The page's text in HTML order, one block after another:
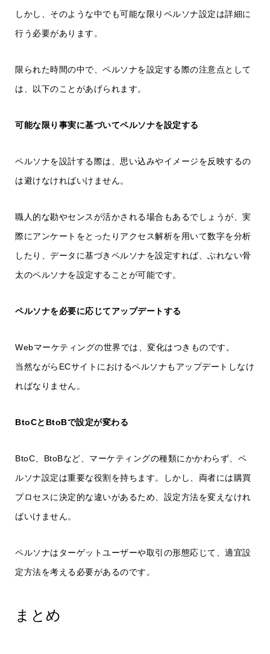
しかし、そのような中でも可能な限りペルソナ設定は詳細に
行う必要があります。
限られた時間の中で、ペルソナを設定する際の注意点として
は、以下のことがあげられます。
可能な限り事実に基づいてペルソナを設定する
ペルソナを設計する際は、思い込みやイメージを反映するの
は避けなければいけません。
職人的な勘やセンスが活かされる場合もあるでしょうが、実
際にアンケートをとったりアクセス解析を用いて数字を分析
したり、データに基づきペルソナを設定すれば、ぶれない骨
太のペルソナを設定することが可能です。
ペルソナを必要に応じてアップデートする
Webマーケティングの世界では、変化はつきものです。
当然ながらECサイトにおけるペルソナもアップデートしなけ
ればなりません。
BtoCとBtoBで設定が変わる
BtoC、BtoBなど、マーケティングの種類にかかわらず、ペ
ルソナ設定は重要な役割を持ちます。しかし、両者には購買
プロセスに決定的な違いがあるため、設定方法を変えなけれ
ばいけません。
ペルソナはターゲットユーザーや取引の形態応じて、適宜設
定方法を考える必要があるのです。
まとめ